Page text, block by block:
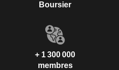
Boursier
+ 1 300 000
membres